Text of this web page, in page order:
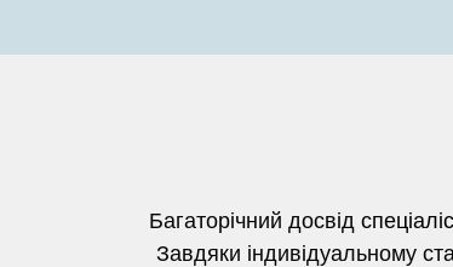
Багаторічний досвід
Завдяки індивідуальному